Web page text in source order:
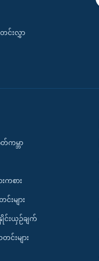
င်းလွှာ
ကမ္ဘာ
ကစား
းများ
င်းယှဉ်ချက်
တင်းများ